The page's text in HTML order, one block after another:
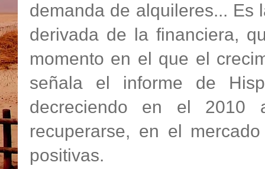
demanda de alquileres... Es
derivada de la financiera,
momento en el que el
señala el informe de
decreciendo en el 2010
recuperarse, en el
positivas.